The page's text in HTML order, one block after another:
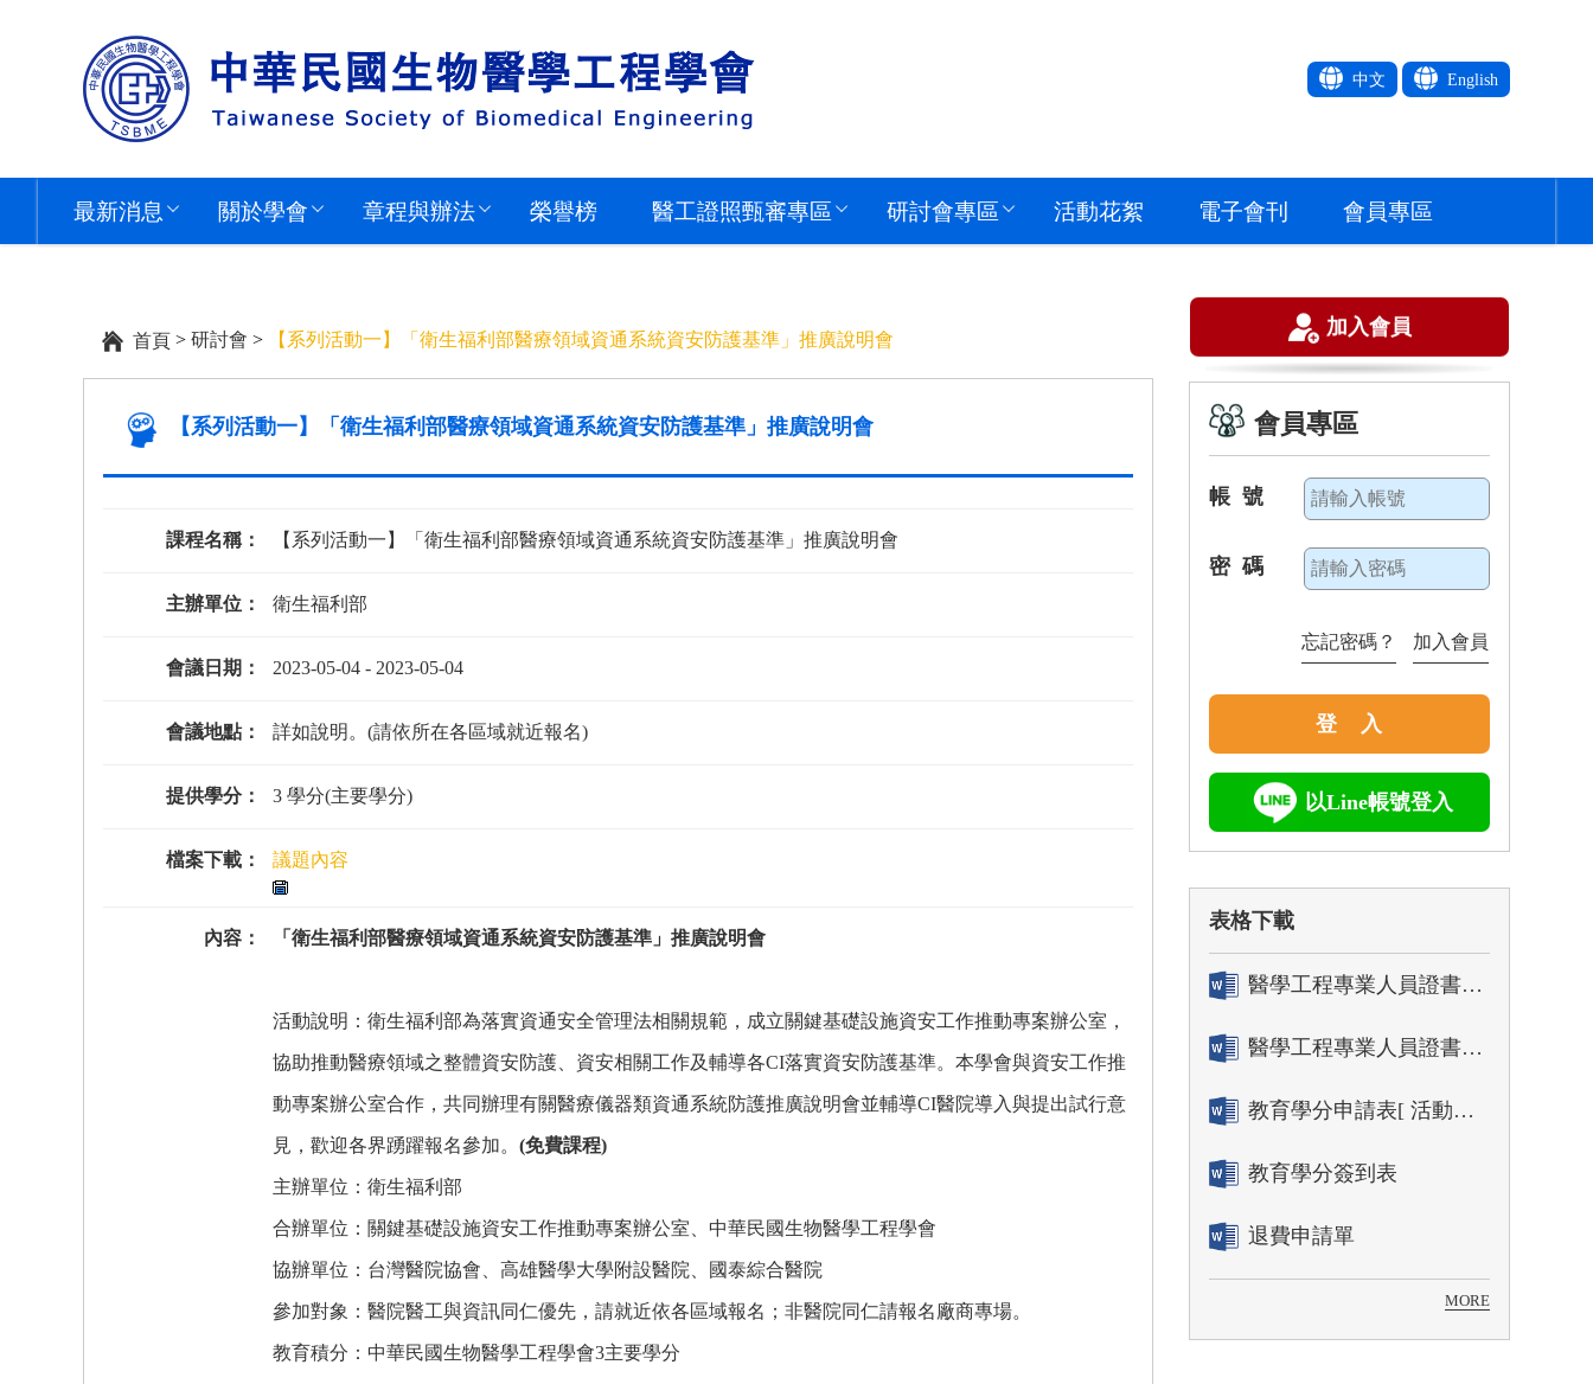
中文 English
最新消息 關於學會 章程與辦法 榮譽榜 醫工證照甄審專區 研討會專區 活動花絮 電子會刊 會員專區
首頁 >研討會 > 【系列活動一】「衛生福利部醫療領域資通系統資安防護基準」推廣說明會
【系列活動一】「衛生福利部醫療領域資通系統資安防護基準」推廣說明會
課程名稱： 【系列活動一】「衛生福利部醫療領域資通系統資安防護基準」推廣說明會
主辦單位： 衛生福利部
會議日期： 2023-05-04 -2023-05-04
會議地點： 詳如說明。(請依所在各區域就近報名)
提供學分： 3 學分(主要學分)
檔案下載： 議題內容
內容： 「衛生福利部醫療領域資通系統資安防護基準」推廣說明會
活動說明：衛生福利部為落實資通安全管理法相關規範，成立關鍵基礎設施資安工作推動專案辦公室，
協助推動醫療領域之整體資安防護、資安相關工作及輔導各CI落實資安防護基準。本學會與資安工作推
動專案辦公室合作，共同辦理有關醫療儀器類資通系統防護推廣說明會並輔導CI醫院導入與提出試行意
見，歡迎各界踴躍報名參加。 (免費課程)
主辦單位：衛生福利部
合辦單位：關鍵基礎設施資安工作推動專案辦公室、中華民國生物醫學工程學會
協辦單位：台灣醫院協會、高雄醫學大學附設醫院、國泰綜合醫院
參加對象：醫院醫工與資訊同仁優先，請就近依各區域報名；非醫院同仁請報名廠商專場。
教育積分：中華民國生物醫學工程學會3主要學分
加入會員
會員專區
帳 號
密 碼
忘記密碼？ 加入會員
登 入
以Line帳號登入
表格下載
醫學工程專業人員證書「轉換」申請表
醫學工程專業人員證書「換發」申請表
教育學分申請表[ 活動辦理單位用]
教育學分簽到表
退費申請單
MORE